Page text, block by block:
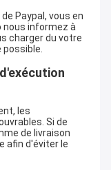
Paypal, vous en
nous informez à
charger du votre
les
Si de
de livraison
afin d'éviter le